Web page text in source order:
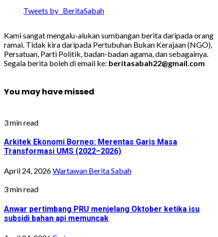
Tweets by _BeritaSabah
Kami sangat mengalu-alukan sumbangan berita daripada orang
ramai. Tidak kira daripada Pertubuhan Bukan Kerajaan (NGO),
Persatuan, Parti Politik, badan-badan agama, dan sebagainya.
Segala berita boleh di email ke: beritasabah22@gmail.com
You may have missed
3 min read
Arkitek Ekonomi Borneo: Merentas Garis Masa
Transformasi UMS (2022–2026)
April 24, 2026Wartawan Berita Sabah
3 min read
Anwar pertimbang PRU menjelang Oktober ketika isu
subsidi bahan api memuncak